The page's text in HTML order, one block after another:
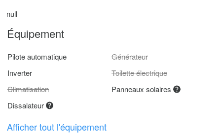
null
Équipement
Pilote automatique
Générateur
Inverter
Toilette électrique
Climatisation
Panneaux solaires
Dissalateur
Afficher tout l'équipement